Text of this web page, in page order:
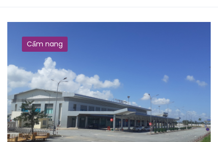
Cẩm nang